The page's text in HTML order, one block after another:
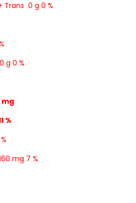
Trans 0 g 0 %
g 0 %
%
mg 7 %